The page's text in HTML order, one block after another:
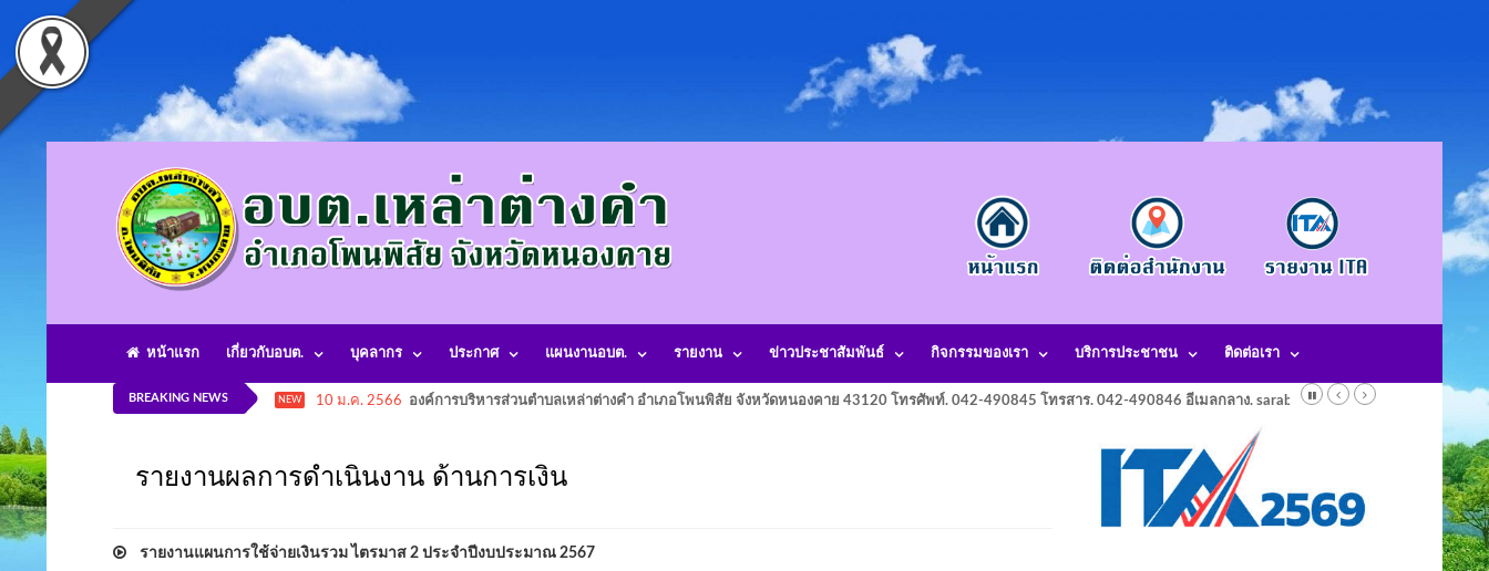
หน้าแรก เกี่ยวกับอบต. บุคลากร ประกาศ แผนงานอบต. รายงาน ข่าวประชาสัมพันธ์ กิจกรรมของเรา บริการประชาชน ติดต่อเรา
BREAKING NEWS NEW 10 ม.ค. 2566 องค์การบริหารส่วนตำบลเหล่าต่างคำ อำเภอโพนพิสัย จังหวัดหนองคาย 43120 โทรศัพท์. 042-490845 โทรสาร. 042-490846 อีเมลกลาง. saraban@laotangkham.go.th
รายงานผลการดำเนินงาน ด้านการเงิน
รายงานแผนการใช้จ่ายเงินรวม ไตรมาส 2 ประจำปีงบประมาณ 2567